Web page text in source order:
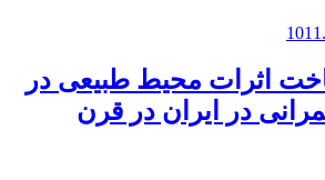
اثرات محیط طبیعی در
در ایران در قرن